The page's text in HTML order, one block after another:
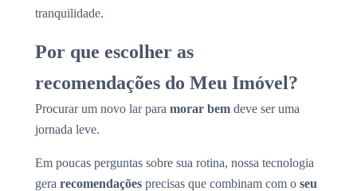
tranquilidade.
Por que escolher as
recomendações do Meu Imóvel?
Procurar um novo lar para morar bem deve ser uma
jornada leve.
Em poucas perguntas sobre sua rotina, nossa tecnologia
gera recomendações precisas que combinam com o seu